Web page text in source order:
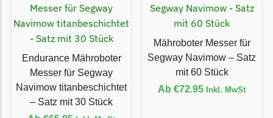
Orbex
Orbex Messer
Begrenzungsdraht
Philips
Philips Messer
Begrenzungsdraht
Endurance Mähroboter
Messer für Segway
Navimow titanbeschichtet
– Satz mit 30 Stück
Mähroboter Messer für
Segway Navimow – Satz
mit 60 Stück
Ab €72.95 Inkl. MwSt